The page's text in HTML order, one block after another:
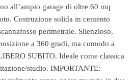
all’ampio garage di oltre 60 mq
Costruzione solida in cemento
perimetrale. Silenzioso,
a 360 gradi, ma comodo a
SUBITO. Ideale come classica
studio. IMPORTANTE: